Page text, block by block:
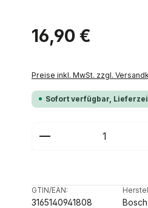
Regulärer Preis:
16,90 €
Preise inkl. MwSt. zzgl.
Sofort verfügbar,
Produkt
GTIN/EAN:
3165140941808 Bosch